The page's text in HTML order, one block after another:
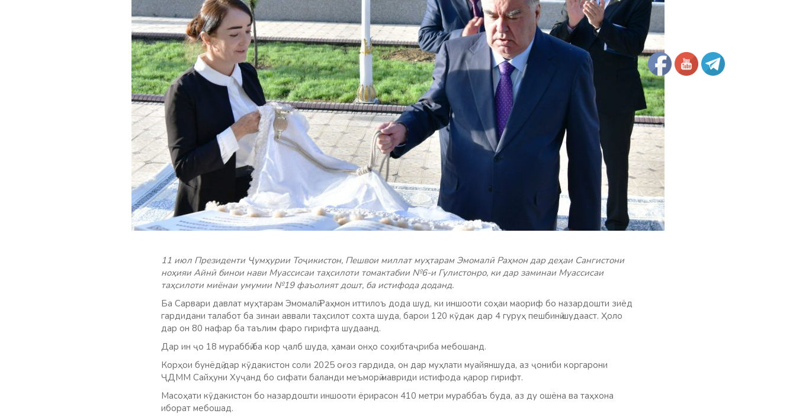
11 июл Президенти Ҷумҳурии Тоҷикистон, Пешвои миллат муҳтарам Эмомалӣ Раҳмон дар деҳаи Сангистони
ноҳияи Айнӣ бинои нави Муассисаи таҳсилоти томактабии №6-и Гулистонро, ки дар заминаи Муассисаи
таҳсилоти миёнаи умумии №19 фаъолият дошт, ба истифода доданд.
Ба Сарвари давлат муҳтарам Эмомалӣ Раҳмон иттилоъ дода шуд, ки иншооти соҳаи маориф бо назардошти зиёд
гардидани талабот ба зинаи аввали таҳсилот сохта шуда, барои 120 кӯдак дар 4 гуруҳ пешбинӣ шудааст. Ҳоло
дар он 80 нафар ба таълим фаро гирифта шудаанд.
Дар ин ҷо 18 мураббӣ ба кор ҷалб шуда, ҳамаи онҳо соҳибтаҷриба мебошанд.
Корҳои бунёдӣ дар кӯдакистон соли 2025 оғоз гардида, он дар муҳлати муайяншуда, аз ҷониби коргарони
ҶДММ Сайҳуни Хуҷанд бо сифати баланди меъморӣ мавриди истифода қарор гирифт.
Масоҳати кӯдакистон бо назардошти иншооти ёрирасон 410 метри мураббаъ буда, аз ду ошёна ва таҳхона
иборат мебошад.